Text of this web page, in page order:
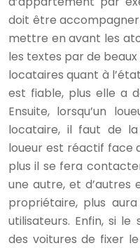
doit être
mettre en avant les
les textes par de beaux
locataires quant à
est fiable, plus elle a
Ensuite, lorsqu’un
locataire, il faut de
loueur est réactif face
plus il se fera
une autre, et
propriétaire, plus
utilisateurs. Enfin, si
des voitures de fixer